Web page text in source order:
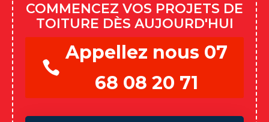
COMMENCEZ VOS PROJETS DE
TOITURE DÈS AUJOURD'HUI
Appellez nous 07
68 08 20 71